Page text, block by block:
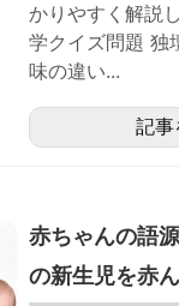
かりやすく解説
学クイズ問題 独
味の違い...
記事
赤ちゃんの語
の新生児を赤